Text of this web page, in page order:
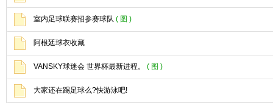
室内足球联赛招参赛球队 ( 图 )
阿根廷球衣收藏
VANSKY球迷会 世界杯最新进程。 ( 图 )
大家还在踢足球么?快游泳吧!